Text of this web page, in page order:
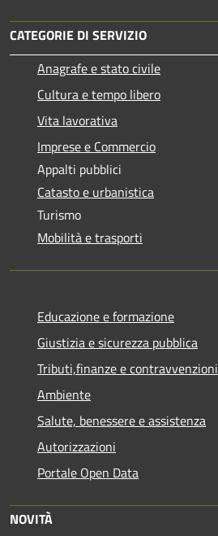
CATEGORIE DI SERVIZIO
Anagrafe e stato civile
Cultura e tempo libero
Vita lavorativa
Imprese e Commercio
Appalti pubblici
Catasto e urbanistica
Turismo
Mobilità e trasporti
Educazione e formazione
Giustizia e sicurezza pubblica
Tributi,finanze e contravvenzioni
Ambiente
Salute, benessere e assistenza
Autorizzazioni
Portale Open Data
NOVITÀ